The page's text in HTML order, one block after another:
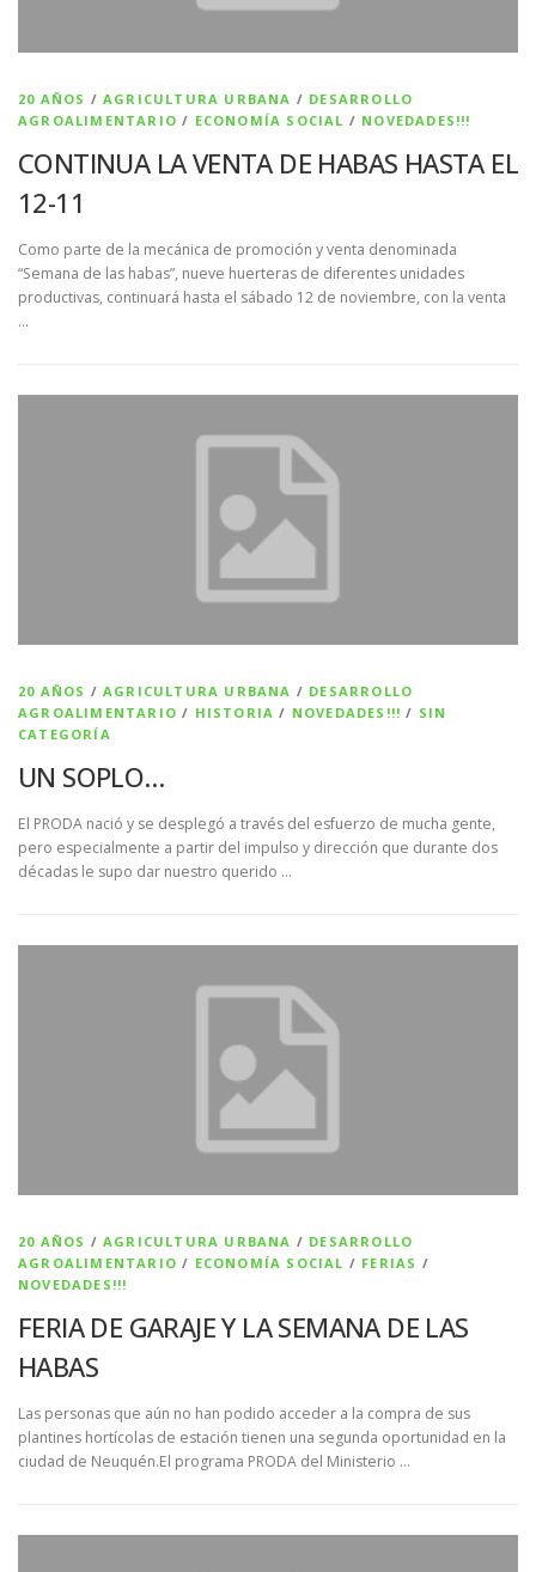
20 AÑOS /AGRICULTURA URBANA / DESARROLLO
AGROALIMENTARIO / ECONOMÍA SOCIAL / NOVEDADES!!!
CONTINUA LA VENTA DE HABAS HASTA EL
12-11
Como parte de la mecánica de promoción y venta denominada
“Semana de las habas”, nueve huerteras de diferentes unidades
productivas, continuará hasta el sábado 12 de noviembre, con la venta
…
20 AÑOS /AGRICULTURA URBANA / DESARROLLO
AGROALIMENTARIO / HISTORIA / NOVEDADES!!! / SIN
CATEGORÍA
UN SOPLO…
El PRODA nació y se desplegó a través del esfuerzo de mucha gente,
pero especialmente a partir del impulso y dirección que durante dos
décadas le supo dar nuestro querido …
20 AÑOS /AGRICULTURA URBANA / DESARROLLO
AGROALIMENTARIO / ECONOMÍA SOCIAL / FERIAS /
NOVEDADES!!!
FERIA DE GARAJE Y LA SEMANA DE LAS
HABAS
Las personas que aún no han podido acceder a la compra de sus
plantines hortícolas de estación tienen una segunda oportunidad en la
ciudad de Neuquén.El programa PRODA del Ministerio …